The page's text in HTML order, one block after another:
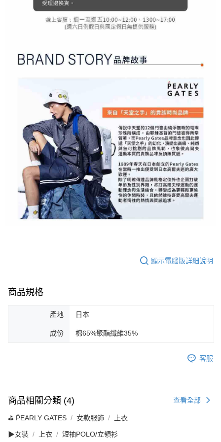
顯示電腦版詳細說明
商品規格
產地 日本
成份 棉65%聚酯纖維35%
客服
商品相關分類 (4) 查看全部
⛳️ ṔEARLY GATES 女款服飾 上衣
▶女裝 上衣 短袖POLO/立領衫